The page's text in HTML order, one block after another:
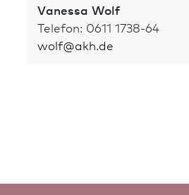
Vanessa Wolf
Telefon: 0611 1738-64
wolf@akh.de